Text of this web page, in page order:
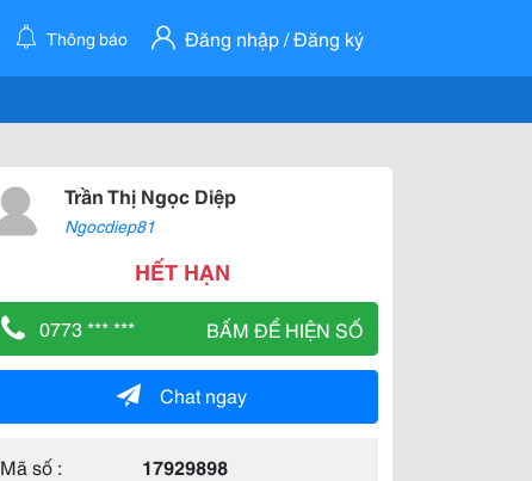
Thông báo Đăng nhập / Đăng ký
Trần Thị Ngọc Diệp
Ngocdiep81
HẾT HẠN
0773 *** *** BẤM ĐỂ HIỆN SỐ
Chat ngay
Mã số :
17929898